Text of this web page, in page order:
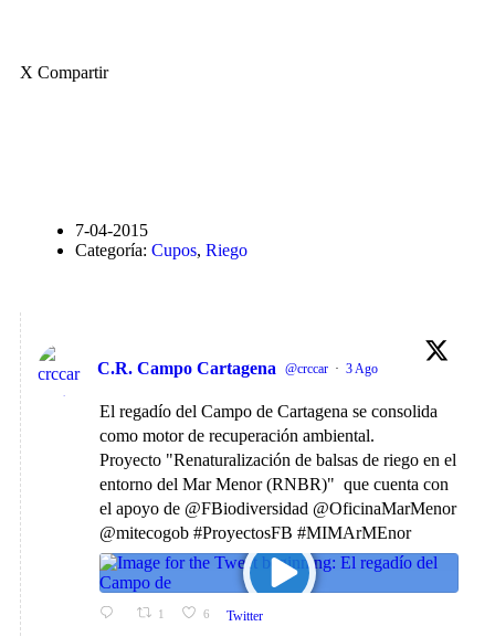
X Compartir
7-04-2015
Categoría: Cupos, Riego
C.R. Campo Cartagena @crccar · 3 Ago
El regadío del Campo de Cartagena se consolida
como motor de recuperación ambiental.
Proyecto "Renaturalización de balsas de riego en el
entorno del Mar Menor (RNBR)" que cuenta con
el apoyo de @FBiodiversidad @OficinaMarMenor
@mitecogob #ProyectosFB #MIMArMEnor
1 6 Twitter